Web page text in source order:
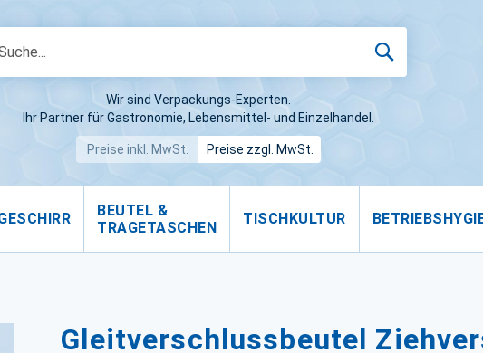
Wir sind Verpackungs-Experten.
Ihr Partner für Gastronomie, Lebensmittel- und Einzelhandel.
Preise inkl. MwSt. Preise zzgl. MwSt.
BEUTEL &
TRAGETASCHEN
TISCHKULTUR
Gleitverschlussbeutel